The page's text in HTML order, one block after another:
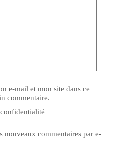
e-mail et mon site dans ce
commentaire.
nouveaux commentaires par e-